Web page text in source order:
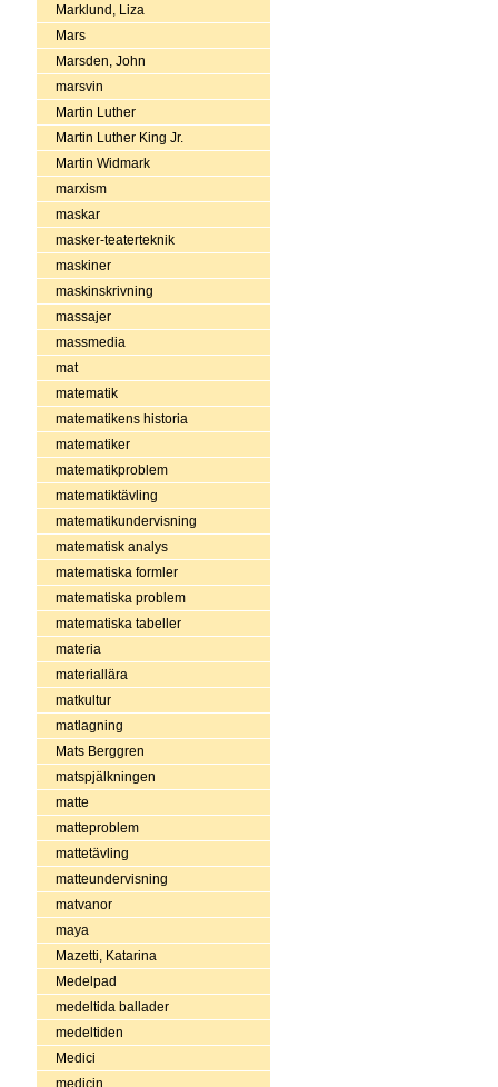
Marklund, Liza
Mars
Marsden, John
marsvin
Martin Luther
Martin Luther King Jr.
Martin Widmark
marxism
maskar
masker-teaterteknik
maskiner
maskinskrivning
massajer
massmedia
mat
matematik
matematikens historia
matematiker
matematikproblem
matematiktävling
matematikundervisning
matematisk analys
matematiska formler
matematiska problem
matematiska tabeller
materia
materiallära
matkultur
matlagning
Mats Berggren
matspjälkningen
matte
matteproblem
mattetävling
matteundervisning
matvanor
maya
Mazetti, Katarina
Medelpad
medeltida ballader
medeltiden
Medici
medicin